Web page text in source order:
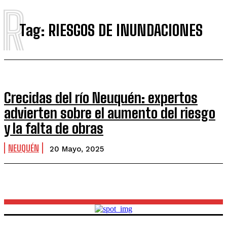
Tag: RIESGOS DE INUNDACIONES
R
Crecidas del río Neuquén: expertos
advierten sobre el aumento del riesgo
y la falta de obras
NEUQUÉN 20 Mayo, 2025